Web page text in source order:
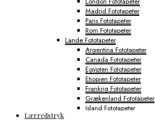
Madrid Fototapeter
Paris Fototapeter
Rom Fototapeter
Lande Fototapeter
Argentina Fototapeter
Canada Fototapeter
Egypten Fototapeter
Etiopien Fototapeter
Frankrig Fototapeter
Grækenland Fototapeter
Island Fototapeter
Lærredstryk